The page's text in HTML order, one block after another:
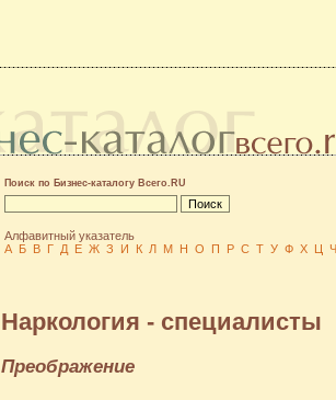
Поиск по Бизнес-каталогу Всего.RU
Алфавитный указатель
А Б В Г Д Е Ж З И К Л М Н О П Р С Т У Ф Х Ц Ч
Наркология - специалисты
Преображение